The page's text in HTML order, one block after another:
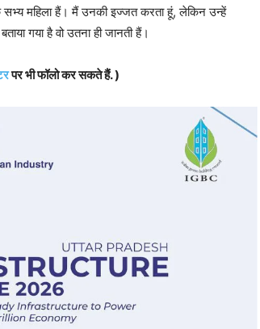
सभ्य महिला हैं। मैं उनकी इज्जत करता हूं, लेकिन उन्हें
गया है वो उतना ही जानती हैं।
पर भी फॉलो कर सकते हैं. )